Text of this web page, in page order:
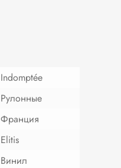
Indomptée
Рулонные
Франция
Elitis
Винил